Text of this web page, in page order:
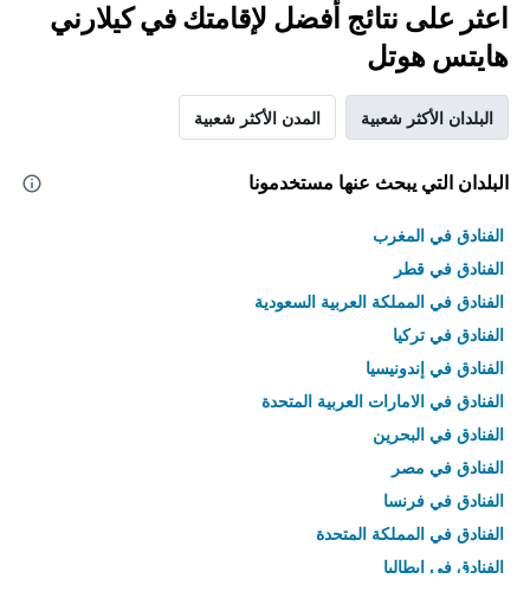
اعثر على نتائج أفضل لإقامتك في كيلارني
هايتس هوتل
البلدان الأكثر شعبية المدن الأكثر شعبية
البلدان التي يبحث عنها مستخدمونا
الفنادق في المغرب
الفنادق في قطر
الفنادق في المملكة العربية السعودية
الفنادق في تركيا
الفنادق في إندونيسيا
الفنادق في الامارات العربية المتحدة
الفنادق في البحرين
الفنادق في مصر
الفنادق في فرنسا
الفنادق في المملكة المتحدة
الفنادق في إيطاليا